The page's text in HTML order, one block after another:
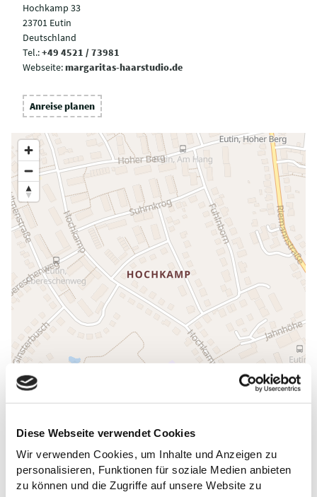
Diese Webseite verwendet Cookies
Wir verwenden Cookies, um Inhalte und Anzeigen zu
personalisieren, Funktionen für soziale Medien anbieten
zu können und die Zugriffe auf unsere Website zu
Hochkamp 33
23701 Eutin
Deutschland
Tel.:+49 4521 / 73981
Webseite:margaritas-haarstudio.de
Anreise planen
ALLGEMEINE INFORMATIONEN